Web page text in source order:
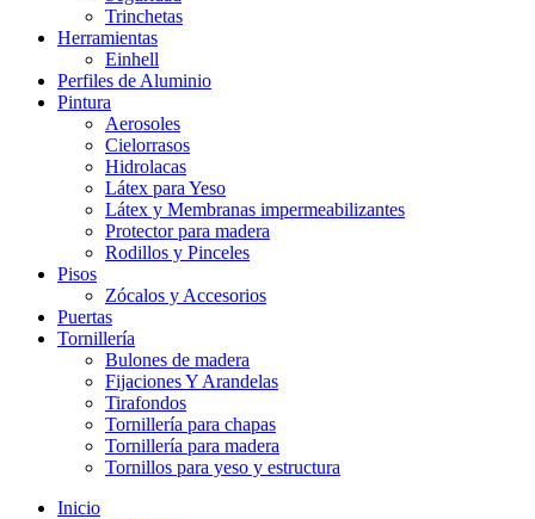
Trinchetas
Herramientas
Einhell
Perfiles de Aluminio
Pintura
Aerosoles
Cielorrasos
Hidrolacas
Látex para Yeso
Látex y Membranas impermeabilizantes
Protector para madera
Rodillos y Pinceles
Pisos
Zócalos y Accesorios
Puertas
Tornillería
Bulones de madera
Fijaciones Y Arandelas
Tirafondos
Tornillería para chapas
Tornillería para madera
Tornillos para yeso y estructura
Inicio